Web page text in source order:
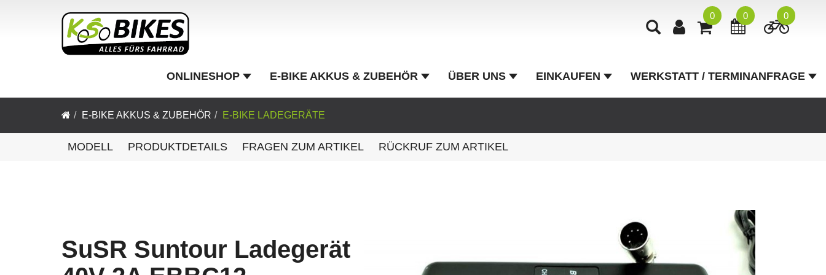
0 0 0
ONLINESHOP E-BIKE AKKUS & ZUBEHÖR ÜBER UNS EINKAUFEN WERKSTATT / TERMINANFRAGE
E-BIKE AKKUS & ZUBEHÖR E-BIKE LADEGERÄTE
MODELL PRODUKTDETAILS FRAGEN ZUM ARTIKEL RÜCKRUF ZUM ARTIKEL
SuSR Suntour Ladegerät